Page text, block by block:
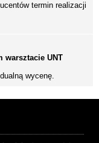
termin realizacji
warsztacie UNT
wycenę.